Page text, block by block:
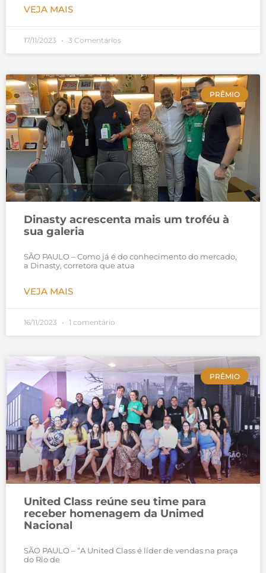
VEJA MAIS
17/11/2023 3 Comentários
PRÊMIO
Dinasty acrescenta mais um troféu à
sua galeria
SÃO PAULO – Como já é do conhecimento do mercado,
a Dinasty, corretora que atua
VEJA MAIS
16/11/2023 1 comentário
PRÊMIO
United Class reúne seu time para
receber homenagem da Unimed
Nacional
SÃO PAULO – “A United Class é líder de vendas na praça
do Rio de